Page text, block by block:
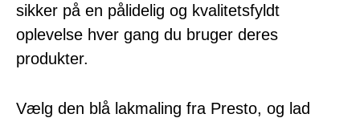
sikker på en pålidelig og kvalitetsfyldt
oplevelse hver gang du bruger deres
produkter.
Vælg den blå lakmaling fra Presto, og lad